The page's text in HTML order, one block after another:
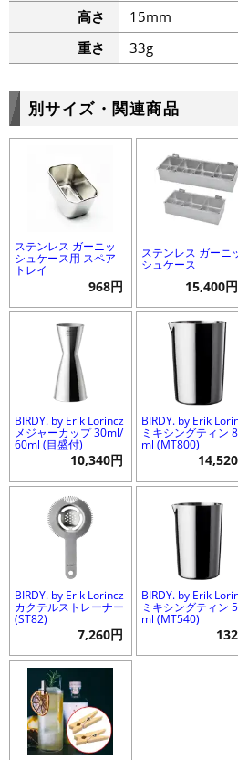
高さ
15mm
重さ
33g
別サイズ・関連商品
ステンレス ガーニッ
シュケース用 スペア
トレイ
968円
ステンレス ガーニ
シュケース
15,400
BIRDY. by Erik Lorincz
メジャーカップ 30ml/
60ml (目盛付)
10,340円
BIRDY. by Erik
ミキシングティン
ml (MT800)
BIRDY. by Erik Lorincz
カクテルストレーナー
(ST82)
7,260円
BIRDY. by Erik
ミキシングティン
ml (MT540)